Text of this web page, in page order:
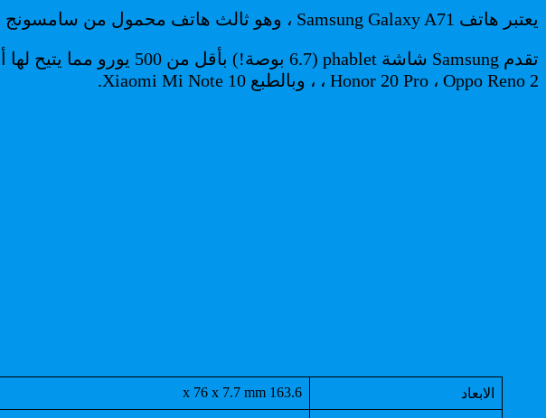
يعتبر هاتف Samsung Galaxy A71 ، وهو ثالث هاتف محمول من سامسونج تم إطلاقه هذا العام ، نسخة أخف من هاتف Galaxy Note 10 Lite الجديد كليًا.
، Honor 20 Pro ، Oppo Reno 2 ، وبالطبع Xiaomi Mi Note 10.
الابعاد 163.6 x 76 x 7.7 mm